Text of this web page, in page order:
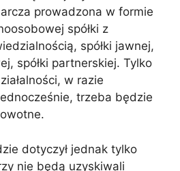
prowadzona w formie
spółki z
spółki jawnej,
spółki partnerskiej. Tylko
w razie
trzeba będzie
dotyczył jednak tylko
nie będą uzyskiwali